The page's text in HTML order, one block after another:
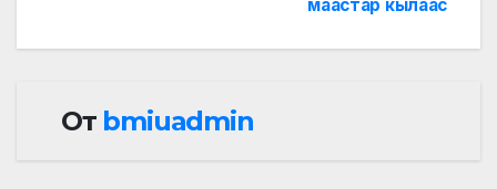
по
маастар кылаас
От bmiuadmin